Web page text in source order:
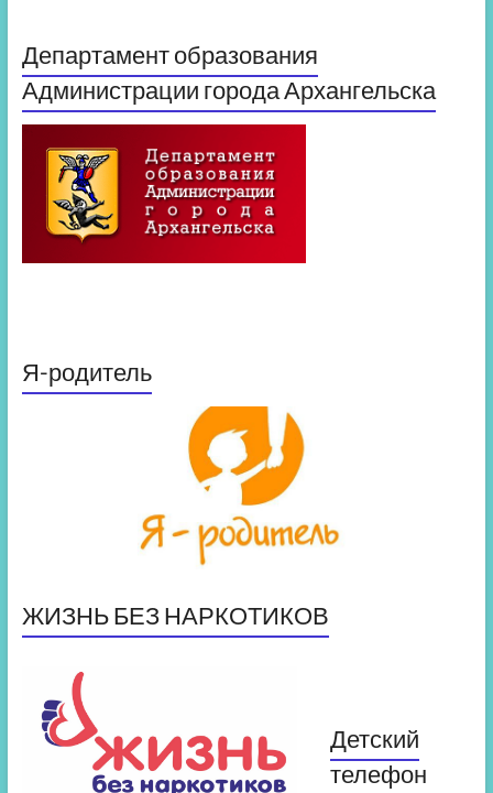
Департамент образования
Администрации города Архангельска
Я-родитель
ЖИЗНЬ БЕЗ НАРКОТИКОВ
Детский
телефон